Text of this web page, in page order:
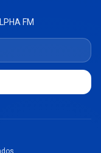
FM